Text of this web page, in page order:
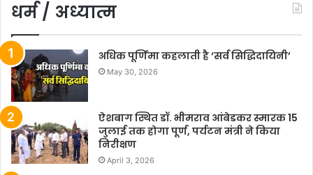
धर्म / अध्यात्म
अधिक पूर्णिमा कहलाती है ‘सर्व सिद्धिदायिनी’
May 30, 2026
ऐशबाग स्थित डॉ. भीमराव आंबेडकर स्मारक 15
जुलाई तक होगा पूर्ण, पर्यटन मंत्री ने किया
निरीक्षण
April 3, 2026